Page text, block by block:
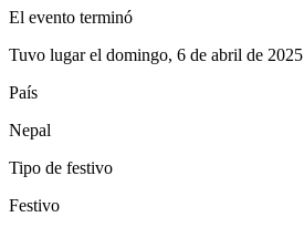
El evento terminó
Tuvo lugar el domingo, 6 de abril de 2025
País
Nepal
Tipo de festivo
Festivo